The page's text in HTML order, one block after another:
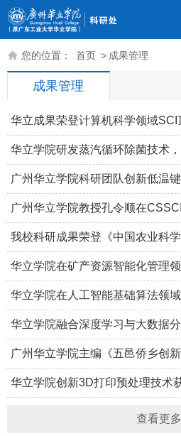
您的位置： 首页 > 成果管理
成果管理
华立成果荣登计算机科学领域SCI
华立学院研发蒸汽循环除菌技术
内净化
广州华立学院科研团队创新低温
发明专利授权
广州华立学院教授孔令顺在
文，探讨数智时代新大众文艺的
我校科研成果荣登《中国农业科
里“种”出绿色致富链
华立学院在矿产资源智能化管理
成果发表于国际期刊
华立学院在人工智能基础算法领
文发表于信息科学领域SCI期刊
华立学院融合深度学习与大数据
市与人力资源管理升级
广州华立学院主编《五邑侨乡创
二版）由高等教育出版社正式出版
华立学院创新3D打印预处理技术
查看更多